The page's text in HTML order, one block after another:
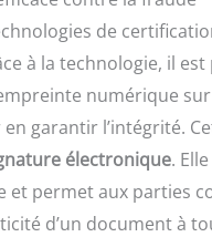
de
à la technologie, il est
numérique
garantir l’intégrité.
électronique.
et permet aux parties
d’un document à